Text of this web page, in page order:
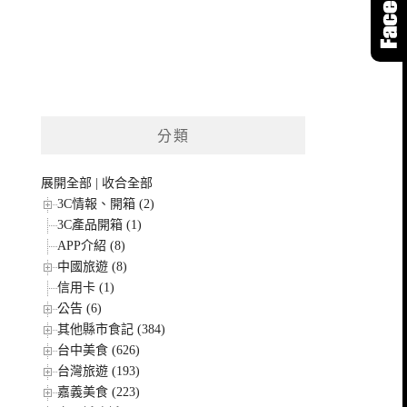
分類
展開全部
收合全部
3C情報、開箱 (2)
3C產品開箱 (1)
APP介紹 (8)
中國旅遊 (8)
信用卡 (1)
公告 (6)
其他縣市食記 (384)
台中美食 (626)
台灣旅遊 (193)
嘉義美食 (223)